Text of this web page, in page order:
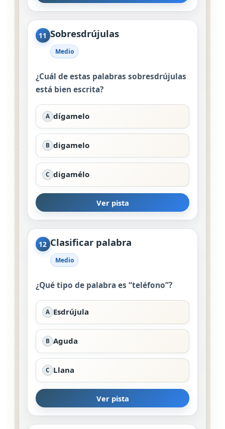
11 Sobresdrújulas
Medio
¿Cuál de estas palabras sobresdrújulas
está bien escrita?
A dígamelo
B digamelo
C digamélo
Ver pista
12 Clasificar palabra
Medio
¿Qué tipo de palabra es “teléfono”?
A Esdrújula
B Aguda
C Llana
Ver pista